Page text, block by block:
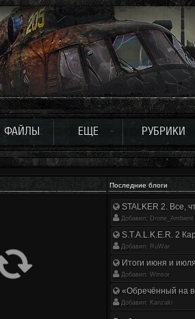
ФАЙЛЫ ЕЩЕ РУБРИКИ
Последние блоги
STALKER 2. Все,
Добавил: Drone_Ambient
S.T.A.L.K.E.R. 2
Добавил: RuWar
Итоги июня и
Добавил: Winsor
«Обречённый на
Добавил: Kanzaki